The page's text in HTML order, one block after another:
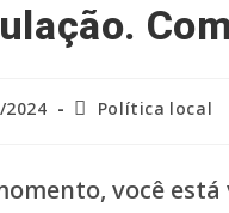
2024
Categoria
Política local